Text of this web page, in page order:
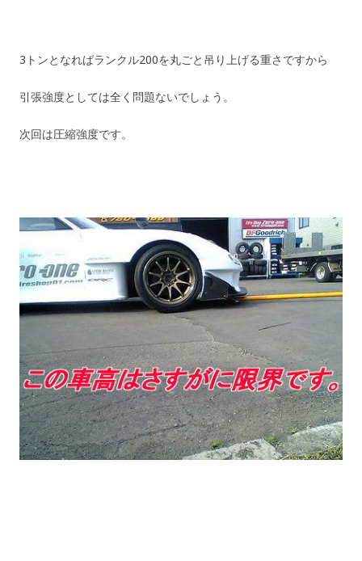
3トンとなればランクル200を丸ごと吊り上げる重さですから
引張強度としては全く問題ないでしょう。
次回は圧縮強度です。